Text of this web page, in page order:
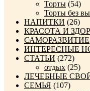
Торты (54)
Торты без
НАПИТКИ (26)
КРАСОТА И
САМОРАЗВИТИЕ
ИНТЕРЕСНЫЕ
СТАТЬИ (272)
отдых (25)
ЛЕЧЕБНЫЕ
СЕМЬЯ (107)